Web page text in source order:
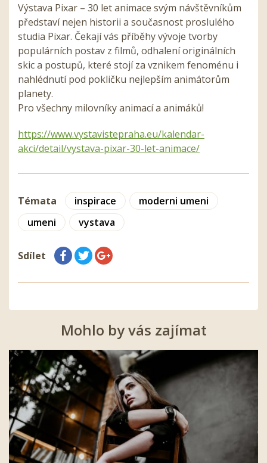
Výstava Pixar – 30 let animace svým návštěvníkům
představí nejen historii a současnost proslulého
studia Pixar. Čekají vás příběhy vývoje tvorby
populárních postav z filmů, odhalení originálních
skic a postupů, které stojí za vznikem fenoménu i
nahlédnutí pod pokličku nejlepším animátorům
planety.
Pro všechny milovníky animací a animáků!
https://www.vystavistepraha.eu/kalendar-
akci/detail/vystava-pixar-30-let-animace/
Témata inspirace
moderni umeni
umeni
vystava
Sdílet
Mohlo by vás zajímat